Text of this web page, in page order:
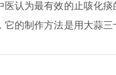
医认为最有效的止咳化
它的制作方法是用大蒜